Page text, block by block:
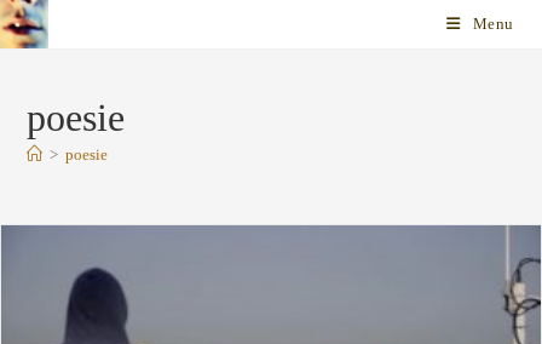
Skip
to
Menu
poesie
> poesie